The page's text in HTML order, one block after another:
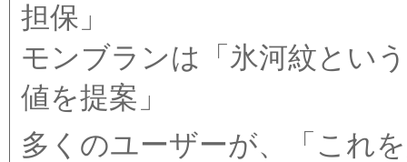
担保」
モンブランは「氷河紋とい
値を提案」
多くのユーザーが、「これ